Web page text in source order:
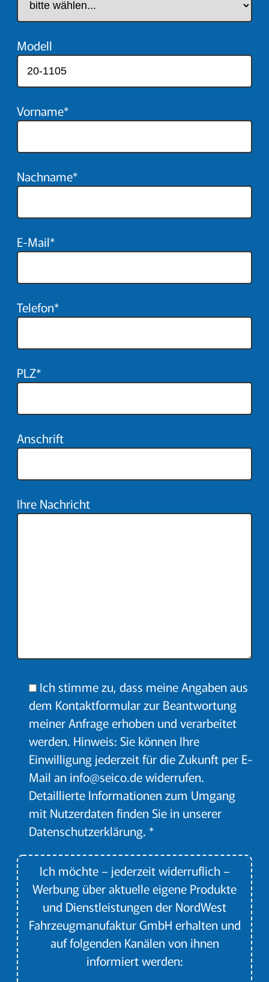
Modell
Vorname*
Nachname*
E-Mail*
Telefon*
PLZ*
Anschrift
Ihre Nachricht
Ich stimme zu, dass meine Angaben aus
dem Kontaktformular zur Beantwortung
meiner Anfrage erhoben und verarbeitet
werden. Hinweis: Sie können Ihre
Einwilligung jederzeit für die Zukunft per E-
Mail an info@seico.de widerrufen.
Detaillierte Informationen zum Umgang
mit Nutzerdaten finden Sie in unserer
Datenschutzerklärung. *
Ich möchte – jederzeit widerruflich –
Werbung über aktuelle eigene Produkte
und Dienstleistungen der NordWest
Fahrzeugmanufaktur GmbH erhalten und
auf folgenden Kanälen von ihnen
informiert werden: